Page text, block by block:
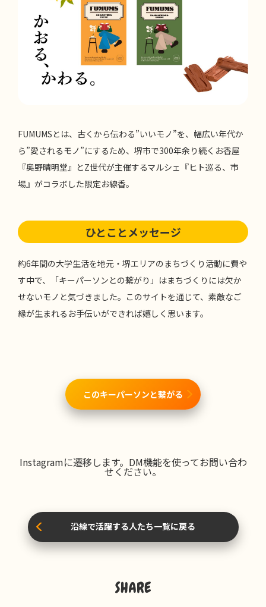
FUMUMSとは、古くから伝わる”いいモノ”を、幅広い年代か
ら”愛されるモノ”にするため、堺市で300年余り続くお香屋
『奥野晴明堂』とZ世代が主催するマルシェ『ヒト巡る、市
場』がコラボした限定お線香。
ひとことメッセージ
約6年間の大学生活を地元・堺エリアのまちづくり活動に費や
す中で、「キーパーソンとの繋がり」はまちづくりには欠か
せないモノと気づきました。このサイトを通じて、素敵なご
縁が生まれるお手伝いができれば嬉しく思います。
このキーパーソンと繋がる
Instagramに遷移します。DM機能を使ってお問い合わ
せください。
沿線で活躍する人たち一覧に戻る